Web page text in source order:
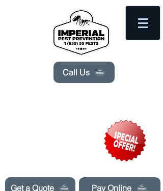
Get a Quote
Call Us
Pay Online